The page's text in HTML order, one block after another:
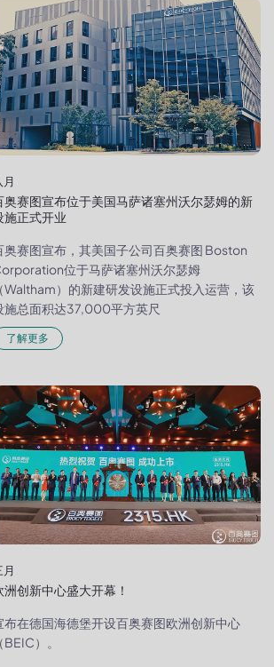
奥赛图宣布位于美国马萨诸塞州沃尔瑟姆的新
施正式开业
奥赛图宣布，其美国子公司百奥赛图 Boston
位于马萨诸塞州沃尔瑟姆
（Waltham）的新建研发设施正式投入运营，该
施总面积达37,000平方英尺
了解更多
洲创新中心盛大开幕！
布在德国海德堡开设百奥赛图欧洲创新中心
（BEIC）。